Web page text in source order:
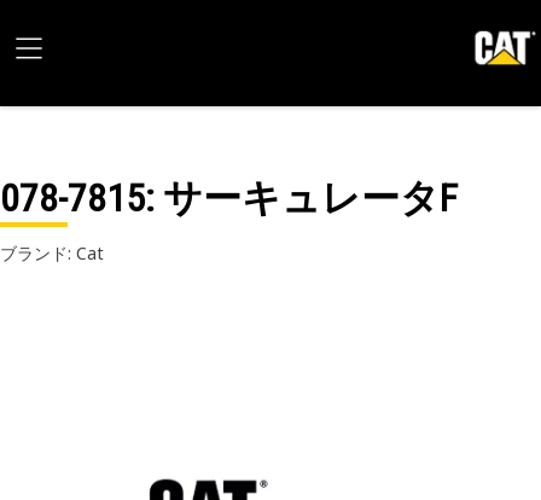
078-7815: サーキュレータF
ブランド: Cat